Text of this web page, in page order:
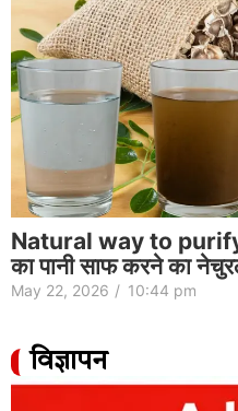
Natural way to
का पानी साफ करने का
May 22, 2026 / 10:44 pm
विज्ञापन